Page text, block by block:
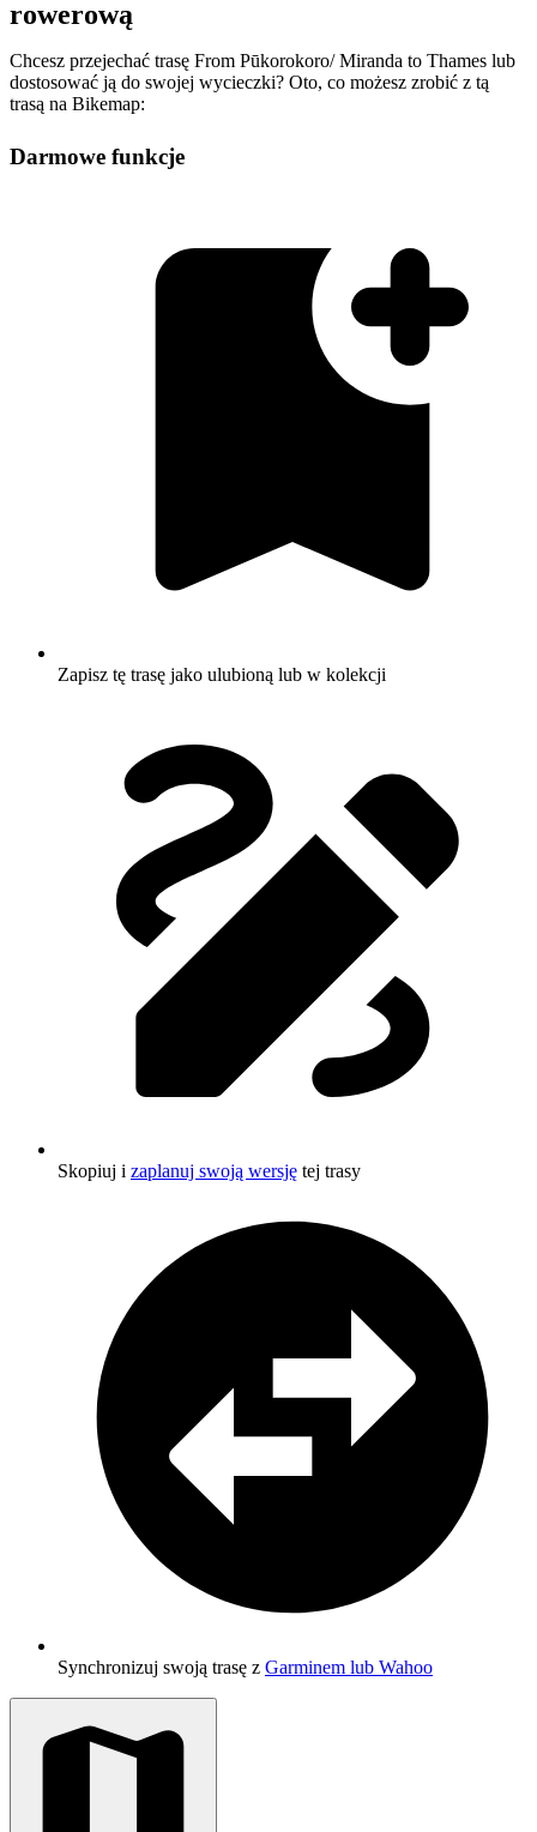
rowerową
Chcesz przejechać trasę From Pūkorokoro/ Miranda to Thames lub
dostosować ją do swojej wycieczki? Oto, co możesz zrobić z tą
trasą na Bikemap:
Darmowe funkcje
Zapisz tę trasę jako ulubioną lub w kolekcji
Skopiuj i zaplanuj swoją wersję tej trasy
Synchronizuj swoją trasę z Garminem lub Wahoo